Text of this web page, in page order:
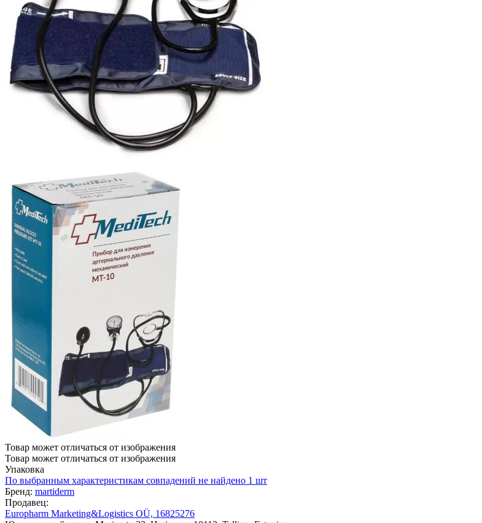
Товар может отличаться от изображения
Товар может отличаться от изображения
Упаковка
По выбранным характеристикам совпадений не найдено 1 шт
Бренд: martiderm
Продавец:
Europharm Marketing&Logistics OÜ, 16825276